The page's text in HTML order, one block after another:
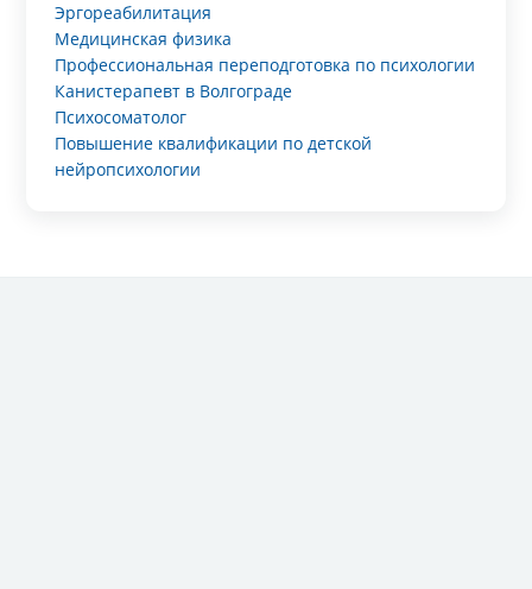
Эргореабилитация
Медицинская физика
Профессиональная переподготовка по психологии
Канистерапевт в Волгограде
Психосоматолог
Повышение квалификации по детской
нейропсихологии